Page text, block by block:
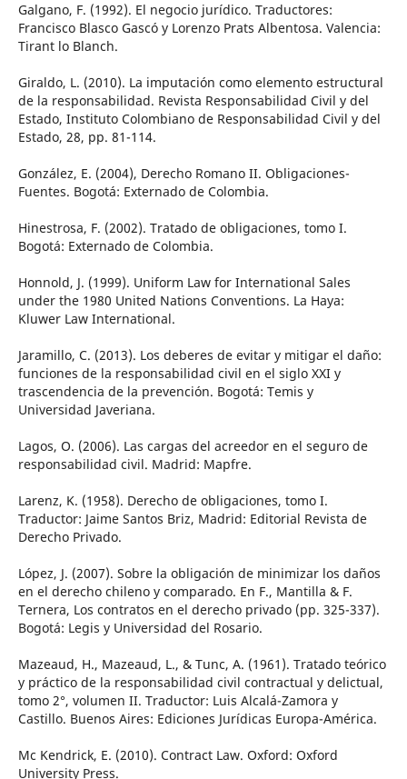
Galgano, F. (1992). El negocio jurídico. Traductores:
Francisco Blasco Gascó y Lorenzo Prats Albentosa. Valencia:
Tirant lo Blanch.
Giraldo, L. (2010). La imputación como elemento estructural
de la responsabilidad. Revista Responsabilidad Civil y del
Estado, Instituto Colombiano de Responsabilidad Civil y del
Estado, 28, pp. 81-114.
González, E. (2004), Derecho Romano II. Obligaciones-
Fuentes. Bogotá: Externado de Colombia.
Hinestrosa, F. (2002). Tratado de obligaciones, tomo I.
Bogotá: Externado de Colombia.
Honnold, J. (1999). Uniform Law for International Sales
under the 1980 United Nations Conventions. La Haya:
Kluwer Law International.
Jaramillo, C. (2013). Los deberes de evitar y mitigar el daño:
funciones de la responsabilidad civil en el siglo XXI y
trascendencia de la prevención. Bogotá: Temis y
Universidad Javeriana.
Lagos, O. (2006). Las cargas del acreedor en el seguro de
responsabilidad civil. Madrid: Mapfre.
Larenz, K. (1958). Derecho de obligaciones, tomo I.
Traductor: Jaime Santos Briz, Madrid: Editorial Revista de
Derecho Privado.
López, J. (2007). Sobre la obligación de minimizar los daños
en el derecho chileno y comparado. En F., Mantilla & F.
Ternera, Los contratos en el derecho privado (pp. 325-337).
Bogotá: Legis y Universidad del Rosario.
Mazeaud, H., Mazeaud, L., & Tunc, A. (1961). Tratado teórico
y práctico de la responsabilidad civil contractual y delictual,
tomo 2°, volumen II. Traductor: Luis Alcalá-Zamora y
Castillo. Buenos Aires: Ediciones Jurídicas Europa-América.
Mc Kendrick, E. (2010). Contract Law. Oxford: Oxford
University Press.